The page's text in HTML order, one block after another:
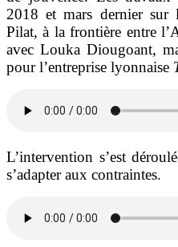
2018 et mars dernier sur
Pilat, à la frontière entre
avec Louka Diougoant,
pour l’entreprise lyonnaise
L’intervention s’est
s’adapter aux contraintes.